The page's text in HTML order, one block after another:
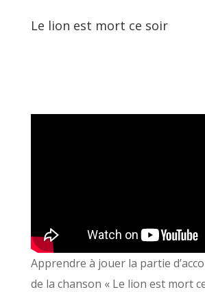
Le lion est mort ce soir
Apprendre à jouer la partie
de la chanson « Le lion est mort